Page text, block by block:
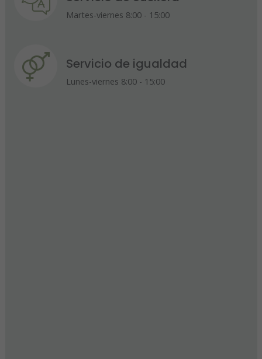
Martes-viernes 8:00 - 15:00
Servicio de igualdad
Lunes-viernes 8:00 - 15:00